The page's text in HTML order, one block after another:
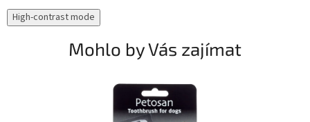
High-contrast mode
Mohlo by Vás zajímat